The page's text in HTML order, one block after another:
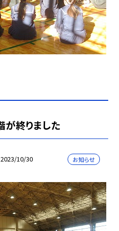
が終りました
2023/10/30 お知らせ